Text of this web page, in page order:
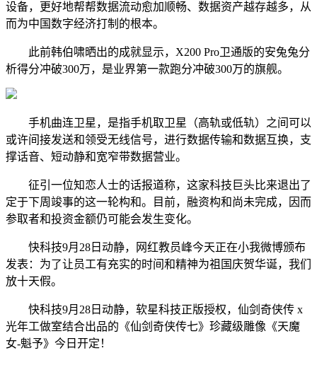
设备，更好地帮帮数据流动愈加顺畅、数据资产越存越多，从
而为中国数字经济打制的根本。
此前韩伯啸晒出的成就显示，X200 Pro卫通版的安兔兔分
析得分冲破300万，是业界第一款跑分冲破300万的旗舰。
手机曲连卫星，是指手机取卫星（高轨或低轨）之间可以
或许间接发送和领受无线信号，进行数据传输和数据互换，支
撑话音、短动静和宽窄带数据营业。
征引一位知恋人士的话报道称，这家科技巨头比来退出了
定于下周竣事的这一轮构和。目前，融资构和尚未完成，因而
参取者和投资金额仍可能会发生变化。
快科技9月28日动静，网红教员峰今天正在小我微博颁布
发表：为了让员工有充实的时间和精神为祖国庆贺华诞，我们
放十天假。
快科技9月28日动静，软星科技正版授权，仙剑奇侠传 x
光年工做室结合出品的《仙剑奇侠传七》珍藏级雕像《天魔
女-魁予》今日开定！